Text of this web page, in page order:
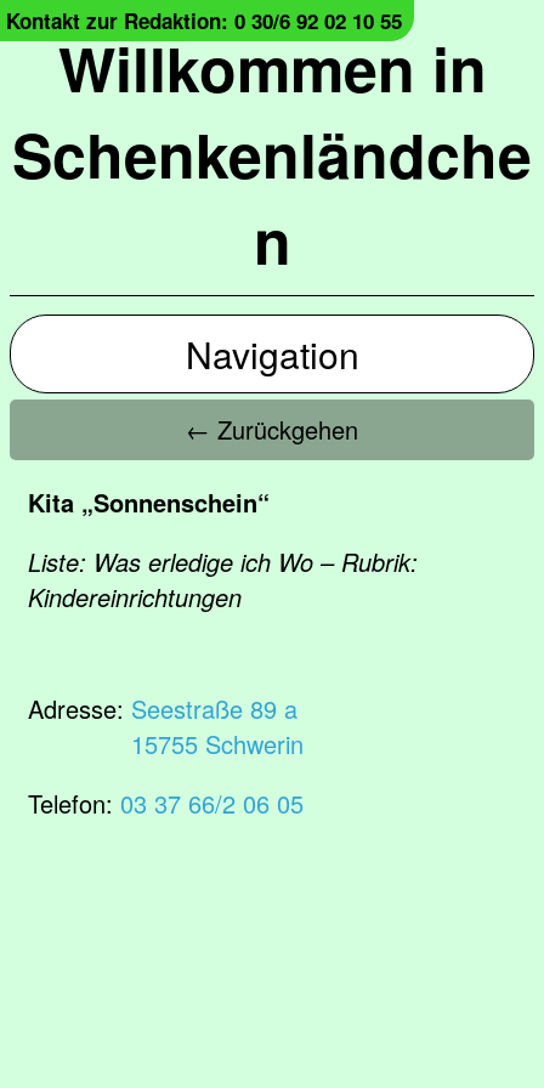
Willkommen in
Schenkenländche
n
Kontakt zur Redaktion: 0 30/6 92 02 10 55
Navigation
← Zurückgehen
Kita „Sonnenschein“
Liste: Was erledige ich Wo – Rubrik:
Kindereinrichtungen
Adresse: Seestraße 89 a
15755 Schwerin
Telefon: 03 37 66/2 06 05